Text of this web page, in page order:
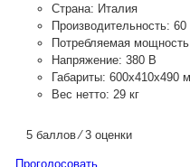
Страна: Италия
Производительность: 60
Потребляемая
Напряжение: 380 В
Габариты: 600x410x490
Вес нетто: 29 кг
5 баллов ⁄ 3 оценки
Проголосовать